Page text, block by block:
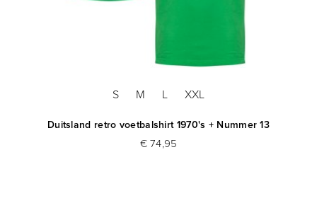
S M L XXL
Duitsland retro voetbalshirt 1970's + Nummer 13
€ 74,95